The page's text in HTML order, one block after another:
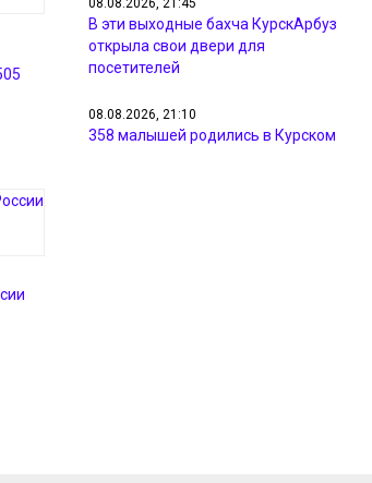
08.08.2026, 21:45
В эти выходные бахча КурскАрбуз
открыла свои двери для
посетителей
08.08.2026, 21:10
358 малышей родились в Курском